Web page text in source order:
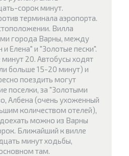
сорок минут.
терминала аэропорта.
Вилла
города Варны, между
Елена" и "Золотые пески".
20. Автобусы ходят
больше 15-20 минут) и
поездить могут
поселки, за "Золотыми
Албена (очень ухоженный
количеством отелей),
можно из Варны
Ближайший к вилле
минут ходьбы,
там.